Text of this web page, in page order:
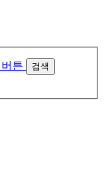
검색